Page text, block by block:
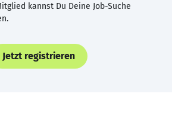
kannst Du Deine Job-Suche
Jetzt registrieren